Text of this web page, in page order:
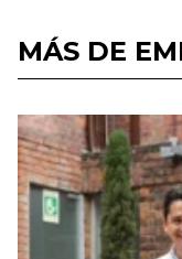
MÁS DE